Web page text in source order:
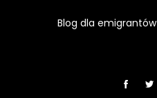
Blog dla emigrantów